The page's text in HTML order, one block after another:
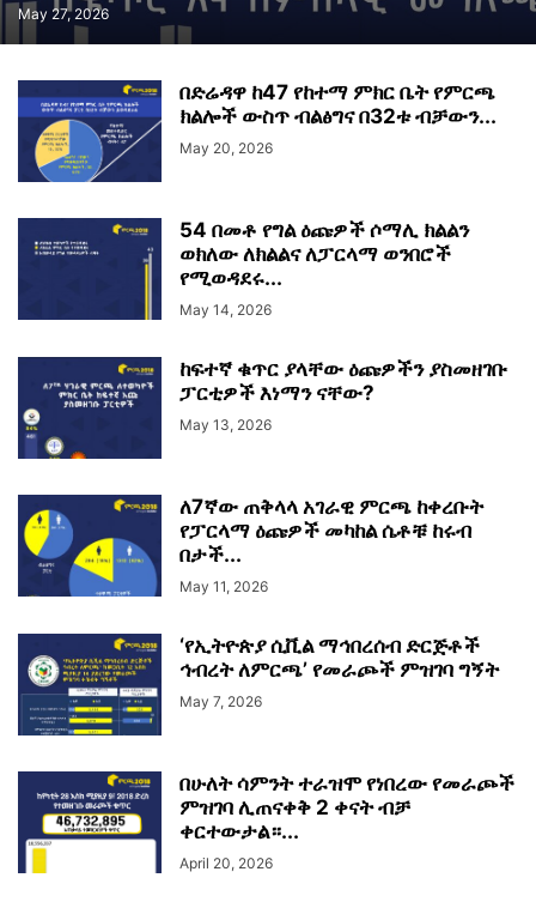
May 27, 2026
በድሬዳዋ ከ47 የከተማ ምክር ቤት የምርጫ
ክልሎች ውስጥ ብልፅግና በ32ቱ ብቻውን...
May 20, 2026
54 በመቶ የግል ዕጩዎች ሶማሊ ክልልን
ወክለው ለክልልና ለፓርላማ ወንበሮች
የሚወዳደሩ...
May 14, 2026
ከፍተኛ ቁጥር ያላቸው ዕጩዎችን ያስመዘገቡ
ፓርቲዎች እነማን ናቸው?
May 13, 2026
ለ7ኛው ጠቅላላ አገራዊ ምርጫ ከቀረቡት
የፓርላማ ዕጩዎች መካከል ሴቶቹ ከሩብ
በታች...
May 11, 2026
‘የኢትዮጵያ ሲቪል ማኅበረሰብ ድርጅቶች
ኅብረት ለምርጫ’ የመራጮች ምዝገባ ግኝት
May 7, 2026
በሁለት ሳምንት ተራዝሞ የነበረው የመራጮች
ምዝገባ ሊጠናቀቅ 2 ቀናት ብቻ
ቀርተውታል።...
April 20, 2026